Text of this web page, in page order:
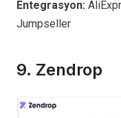
Entegrasyon:
Jumpseller
9. Zendrop